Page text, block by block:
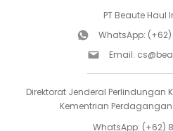
PT Beaute Haul
WhatsApp:
Email:
Direktorat Jenderal Perlindungan
Kementrian
WhatsApp: (+62)